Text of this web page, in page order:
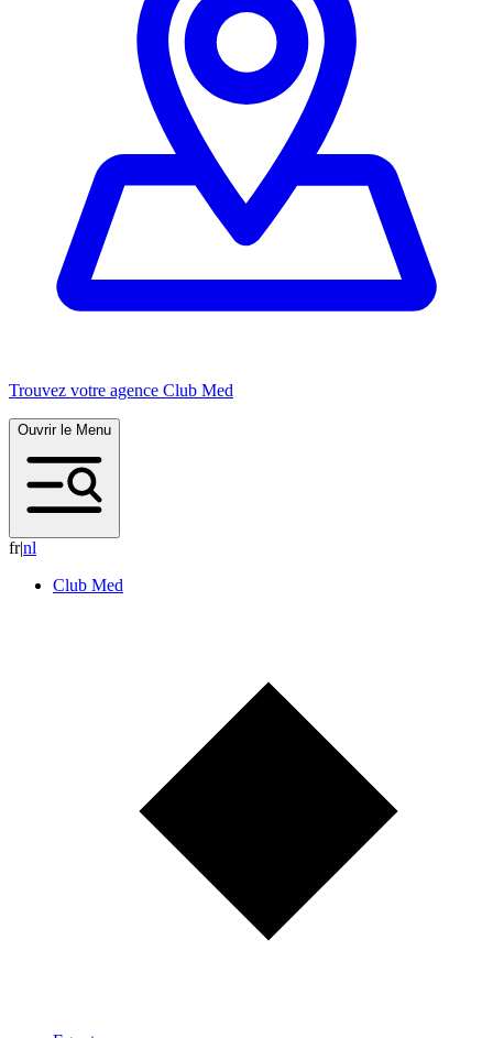
Trouvez votre agence Club Med
Ouvrir le Menu
fr|nl
Club Med